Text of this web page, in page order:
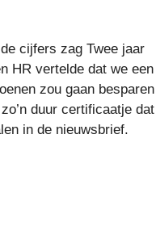
cijfers zag Twee jaar
HR vertelde dat we een
zou gaan besparen
duur certificaatje dat
in de nieuwsbrief.